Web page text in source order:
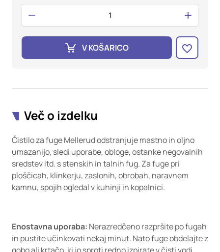
V KOŠARICO
Več o izdelku
Čistilo za fuge Mellerud odstranjuje mastno in oljno
umazanijo, sledi uporabe, obloge, ostanke negovalnih
sredstev itd. s stenskih in talnih fug. Za fuge pri
ploščicah, klinkerju, zaslonih, obrobah, naravnem
kamnu, spojih ogledal v kuhinji in kopalnici.
Enostavna uporaba: Nerazredčeno razpršite po fugah
in pustite učinkovati nekaj minut. Nato fuge obdelajte z
vaših interesov, ki ga nato uporabijo za prikazovanje ustreznih
zavrnete uporabo teh piškotkov, ne boste deležni našega
ciljnega spletnega oglaševanja.